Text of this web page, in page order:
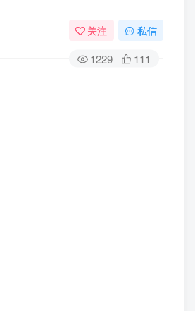
关注 私信
1229 111